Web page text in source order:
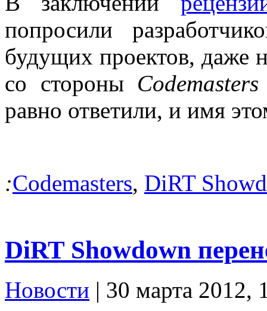
попросили
будущих проектов, даже
со стороны
равно ответили, и имя
:Codemasters, DiRT
DiRT Showdown
Новости | 30 марта 2012,